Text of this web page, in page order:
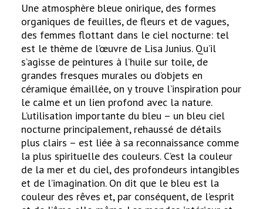
Une atmosphère bleue onirique, des formes
organiques de feuilles, de fleurs et de vagues,
des femmes flottant dans le ciel nocturne: tel
est le thème de l’œuvre de Lisa Junius. Qu’il
s’agisse de peintures à l’huile sur toile, de
grandes fresques murales ou d’objets en
céramique émaillée, on y trouve l’inspiration pour
le calme et un lien profond avec la nature.
L’utilisation importante du bleu – un bleu ciel
nocturne principalement, rehaussé de détails
plus clairs – est liée à sa reconnaissance comme
la plus spirituelle des couleurs. C’est la couleur
de la mer et du ciel, des profondeurs intangibles
et de l’imagination. On dit que le bleu est la
couleur des rêves et, par conséquent, de l’esprit